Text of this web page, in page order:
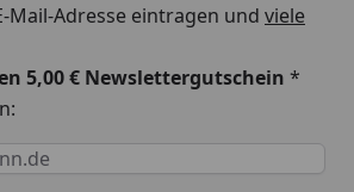
Mail-Adresse eintragen und viele
5,00 € Newslettergutschein *